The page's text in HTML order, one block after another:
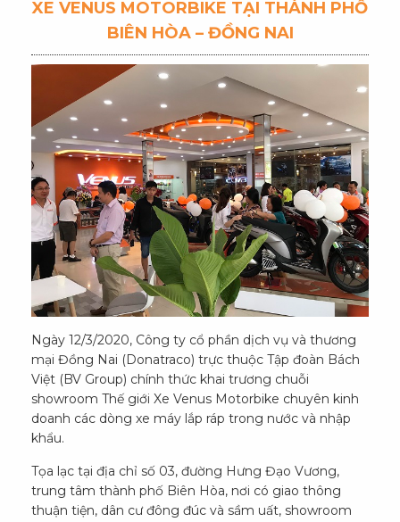
XE VENUS MOTORBIKE TẠI THÀNH PHỐ
BIÊN HÒA – ĐỒNG NAI
Ngày 12/3/2020, Công ty cổ phần dịch vụ và thương
mại Đồng Nai (Donatraco) trực thuộc Tập đoàn Bách
Việt (BV Group) chính thức khai trương chuỗi
showroom Thế giới Xe Venus Motorbike chuyên kinh
doanh các dòng xe máy lắp ráp trong nước và nhập
khẩu.
Tọa lạc tại địa chỉ số 03, đường Hưng Đạo Vương,
trung tâm thành phố Biên Hòa, nơi có giao thông
thuận tiện, dân cư đông đúc và sầm uất, showroom